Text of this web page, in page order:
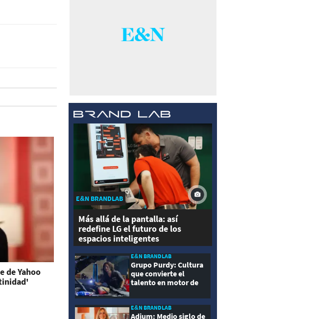
de Yahoo
E&N BRANDLAB
Más allá de la pantalla: así
redefine LG el futuro de los
espacios inteligentes
E&N BRANDLAB
Grupo Purdy: Cultura
que convierte el
talento en motor de
E&N BRANDLAB
Adium: Medio siglo de